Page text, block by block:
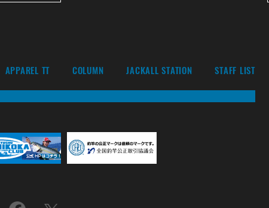
APPAREL TT COLUMN JACKALL STATION STAFF LIST